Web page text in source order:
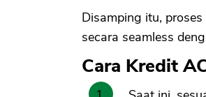
Disamping itu,
secara seamless
Cara Kredit